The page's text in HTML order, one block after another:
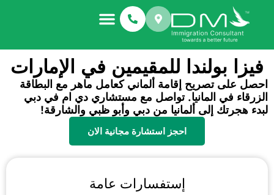
فيزا بولندا للمقيمين في الإمارات
احصل على تصريح إقامة ألماني كعامل ماهر مع البطاقة
الزرقاء في المانيا. تواصل مع مستشاري دي ام في دبي
لبدء هجرتك إلى ألمانيا من دبي وأبو ظبي والشارقة!
احجز استشارة مجانية الان
إستفسارات عامة